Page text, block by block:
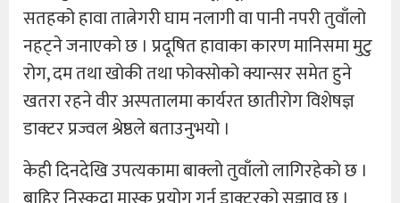
सतहको हावा तात्नेगरी घाम नलागी वा पानी नपरी तुवाँलो
नहट्ने जनाएको छ । प्रदूषित हावाका कारण मानिसमा मुटु
रोग, दम तथा खोकी तथा फोक्सोको क्यान्सर समेत हुने
खतरा रहने वीर अस्पतालमा कार्यरत छातीरोग विशेषज्ञ
डाक्टर प्रज्वल श्रेष्ठले बताउनुभयो ।
केही दिनदेखि उपत्यकामा बाक्लो तुवाँलो लागिरहेको छ ।